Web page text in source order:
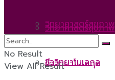
วิทยาศาสตร์สุขภาพ
ชีววิทยาโมเลกุล
วิทยาศาสตร์สุขภาพ
ชีววิทยาโมเลกุล
No Result
View All Result